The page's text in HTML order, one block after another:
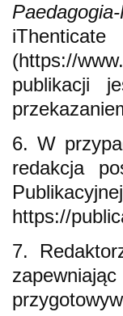
(https://
publikacji
6. W
redakcja
https://
7.